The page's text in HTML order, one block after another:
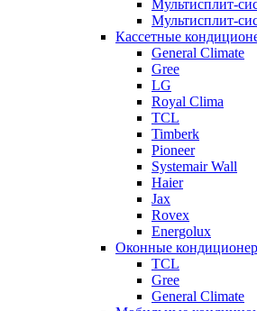
Мультисплит-
Мультисплит-
Кассетные
General Climate
Gree
LG
Royal Clima
TCL
Timberk
Pioneer
Systemair Wall
Haier
Jax
Rovex
Energolux
Оконные
TCL
Gree
General Climate